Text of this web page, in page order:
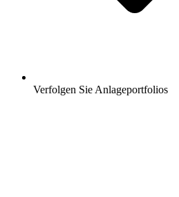
Verfolgen Sie Anlageportfolios